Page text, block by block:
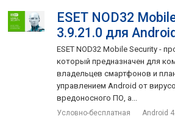
ESET NOD32
3.9.21.0 для Android
ESET NOD32 Mobile Security -
который предназначен для
владельцев смартфонов и
управлением Android от
вредоносного ПО, а...
Условно-бесплатная Android